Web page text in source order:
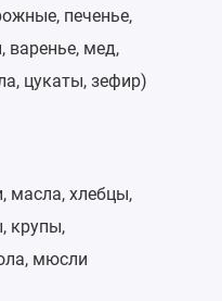
печенье,
, варенье, мед,
цукаты, зефир)
масла, хлебцы,
крупы,
мюсли